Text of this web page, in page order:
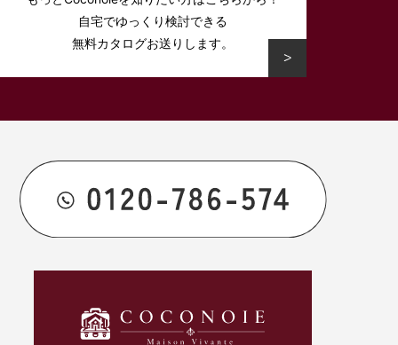
自宅でゆっくり検討できる
無料カタログお送りします。